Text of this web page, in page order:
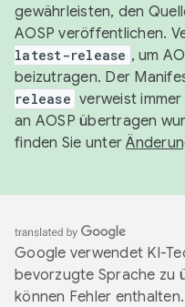
gewährleisten, den
AOSP veröffentlichen.
latest-release , um
beizutragen. Der
release verweist
an AOSP übertragen
finden Sie unter
Google verwendet KI-
bevorzugte Sprache zu
können Fehler enthalten.